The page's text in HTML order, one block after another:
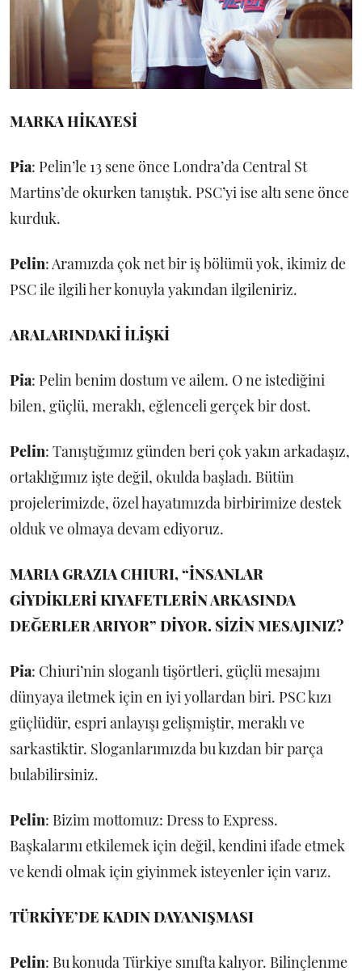
MARKA HİKAYESİ
Pia: Pelin’le 13 sene önce Londra’da Central St
Martins’de okurken tanıştık. PSC’yi ise altı sene önce
kurduk.
Pelin: Aramızda çok net bir iş bölümü yok, ikimiz de
PSC ile ilgili her konuyla yakından ilgileniriz.
ARALARINDAKİ İLİŞKİ
Pia: Pelin benim dostum ve ailem. O ne istediğini
bilen, güçlü, meraklı, eğlenceli gerçek bir dost.
Pelin: Tanıştığımız günden beri çok yakın arkadaşız,
ortaklığımız işte değil, okulda başladı. Bütün
projelerimizde, özel hayatımızda birbirimize destek
olduk ve olmaya devam ediyoruz.
MARIA GRAZIA CHIURI, “İNSANLAR
GİYDİKLERİ KIYAFETLERİN ARKASINDA
DEĞERLER ARIYOR” DİYOR. SİZİN MESAJINIZ?
Pia: Chiuri’nin sloganlı tişörtleri, güçlü mesajını
dünyaya iletmek için en iyi yollardan biri. PSC kızı
güçlüdür, espri anlayışı gelişmiştir, meraklı ve
sarkastiktir. Sloganlarımızda bu kızdan bir parça
bulabilirsiniz.
Pelin: Bizim mottomuz: Dress to Express.
Başkalarını etkilemek için değil, kendini ifade etmek
ve kendi olmak için giyinmek isteyenler için varız.
TÜRKİYE’DE KADIN DAYANIŞMASI
Pelin: Bu konuda Türkiye sınıfta kalıyor. Bilinçlenme